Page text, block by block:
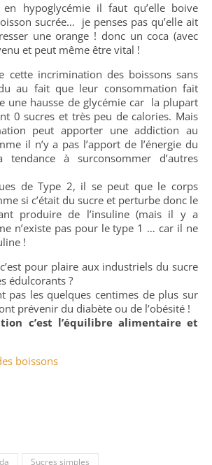
en hypoglycémie il faut qu’elle boive
sucrée… je penses pas qu’elle ait
une orange ! donc un coca (avec
et peut même être vital !
cette incrimination des boissons sans
au fait que leur consommation fait
une hausse de glycémie car la plupart
0 sucres et très peu de calories. Mais
peut apporter une addiction au
il n’y a pas l’apport de l’énergie du
à surconsommer d’autres
de Type 2, il se peut que le corps
si c’était du sucre et perturbe donc le
produire de l’insuline (mais il y a
n’existe pas pour le type 1 … car il ne
!
pour plaire aux industriels du sucre
édulcorants ?
pas les quelques centimes de plus sur
prévenir du diabète ou de l’obésité !
c’est l’équilibre alimentaire et
boissons
Sucres simples